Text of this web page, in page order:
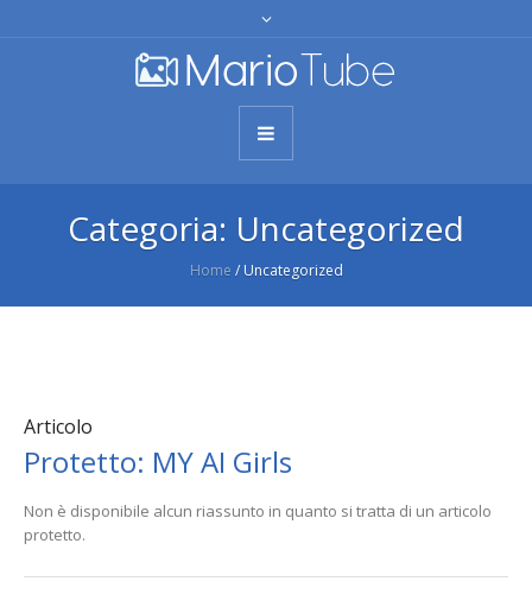
Categoria: Uncategorized
Home / Uncategorized
Articolo
Protetto: MY AI Girls
Non è disponibile alcun riassunto in quanto si tratta di un articolo
protetto.